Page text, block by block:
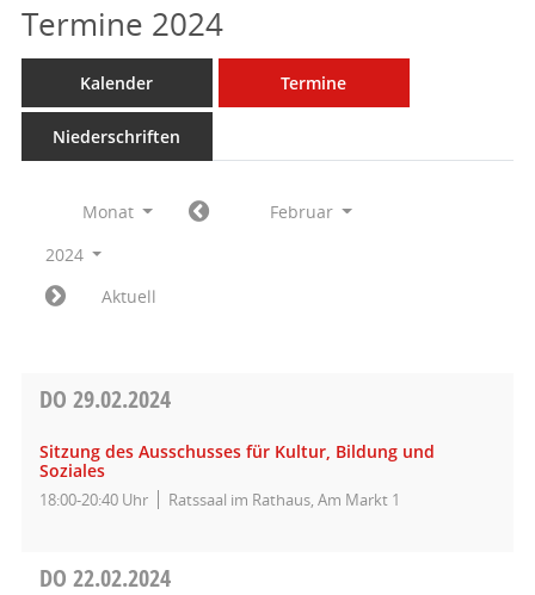
Termine 2024
Kalender Termine
Niederschriften
Monat
Februar
2024
Aktuell
DO 29.02.2024
Sitzung des Ausschusses für Kultur, Bildung und
Soziales
18:00-20:40 Uhr Ratssaal im Rathaus, Am Markt 1
DO 22.02.2024